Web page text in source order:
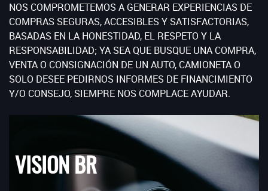
NOS COMPROMETEMOS A GENERAR EXPERIENCIAS DE
COMPRAS SEGURAS, ACCESIBLES Y SATISFACTORIAS,
BASADAS EN LA HONESTIDAD, EL RESPETO Y LA
RESPONSABILIDAD; YA SEA QUE BUSQUE UNA COMPRA,
VENTA O CONSIGNACIÓN DE UN AUTO, CAMIONETA O
SOLO DESEE PEDIRNOS INFORMES DE FINANCIMIENTO
Y/O CONSEJO, SIEMPRE NOS COMPLACE AYUDAR.
VISION BR